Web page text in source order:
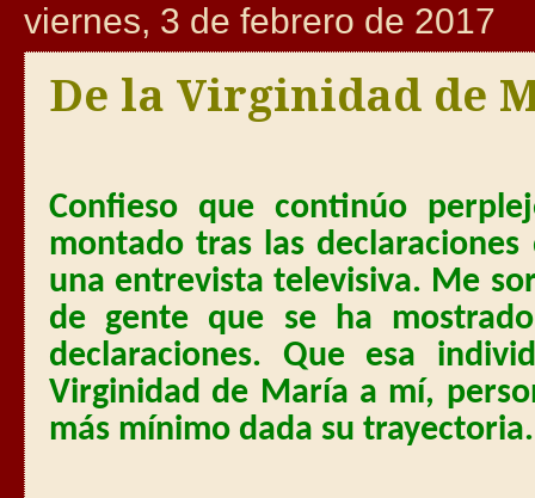
viernes, 3 de febrero de 2017
De la Virginidad de
Confieso que continúo
montado tras las
una entrevista televisiva. Me
de gente que se ha
declaraciones. Que esa
Virginidad de María a mí,
más mínimo dada su